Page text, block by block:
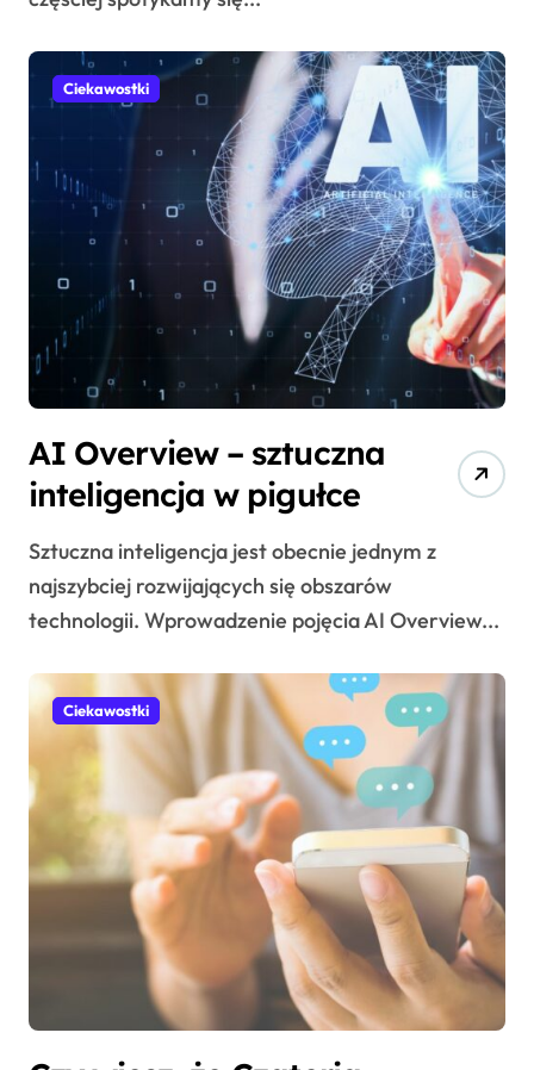
Ciekawostki
AI Overview – sztuczna
inteligencja w pigułce
Sztuczna inteligencja jest obecnie jednym z
najszybciej rozwijających się obszarów
technologii. Wprowadzenie pojęcia AI Overview...
Ciekawostki